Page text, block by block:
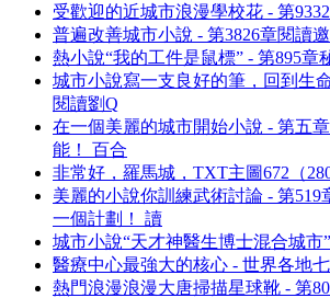
受歡迎的近城市浪漫學校花 - 第
普遍改善城市小說 - 第3826章閱讀
熱小說“我的工件是鼠標” - 第895章
城市小說寫一支良好的筆，回到生
閱讀劉Q
在一個美麗的城市開始小說 - 第五
能！ 百合
非常好，羅馬城，TXT主圖672（
美麗的小說你訓練武術討論 - 第519
一個計劃！ 讀
城市小說“天才神醫生博士混合城市
醫療中心最強大的核心 - 世界各地
熱門浪漫浪漫大唐掃描星球靴 - 第